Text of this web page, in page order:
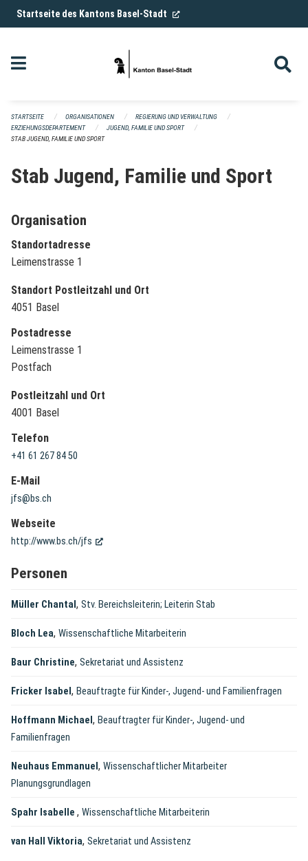
Navigation überspringen
Startseite des Kantons Basel-Stadt (External Link)
STARTSEITE ORGANISATIONEN
REGIERUNG UND VERWALTUNG
ERZIEHUNGSDEPARTEMENT
JUGEND, FAMILIE UND SPORT
STAB JUGEND, FAMILIE UND SPORT
Stab Jugend, Familie und Sport
Organisation
Standortadresse
Leimenstrasse 1
Standort Postleitzahl und Ort
4051 Basel
Postadresse
Leimenstrasse 1
Postfach
Postleitzahl und Ort
4001 Basel
Telefon
+41 61 267 84 50
E-Mail
jfs@bs.ch
Webseite
http://www.bs.ch/jfs (External Link)
Personen
Müller Chantal , Stv. Bereichsleiterin; Leiterin Stab
Bloch Lea, Wissenschaftliche Mitarbeiterin
Baur Christine, Sekretariat und Assistenz
Fricker Isabel , Beauftragte für Kinder-, Jugend- und Familienfragen
Hoffmann Michael , Beauftragter für Kinder-, Jugend- und
Familienfragen
Neuhaus Emmanuel , Wissenschaftlicher Mitarbeiter
Planungsgrundlagen
Spahr Isabelle , Wissenschaftliche Mitarbeiterin
van Hall Viktoria, Sekretariat und Assistenz